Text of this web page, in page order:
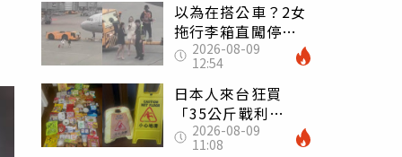
以為在搭公車？2女
拖行李箱直闖停機
坪「揮手攔機」
荒謬影片曝網傻眼
2026-08-09
12:54
日本人來台狂買
「35公斤戰利
品」 連拜拜用紅
盤、「小心地滑」
2026-08-09
11:08